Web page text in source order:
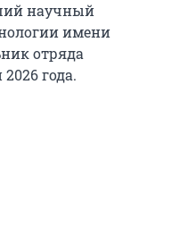
научный
имени
отряда
года.